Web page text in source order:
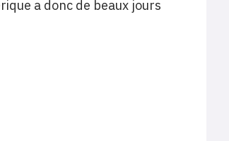
a donc de beaux jours